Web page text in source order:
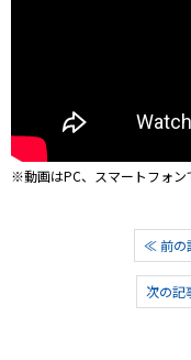
※動画はPC、スマートフォン
≪ 前の
次の記